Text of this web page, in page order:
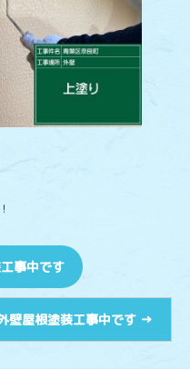
事中です
屋根塗装工事中です →